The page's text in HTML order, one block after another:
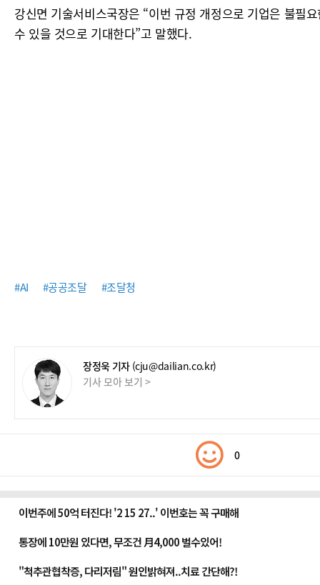
강신면 기술서비스국장은 “이번 규정 개정으로 기업은 불필
수 있을 것으로 기대한다”고 말했다.
#AI #공공조달 #조달청
장정욱 기자 (cju@dailian.co.kr)
기사 모아 보기 >
0